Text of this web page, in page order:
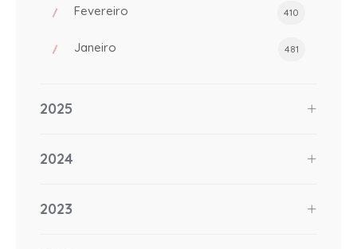
Fevereiro 410
Janeiro 481
2025
2024
2023